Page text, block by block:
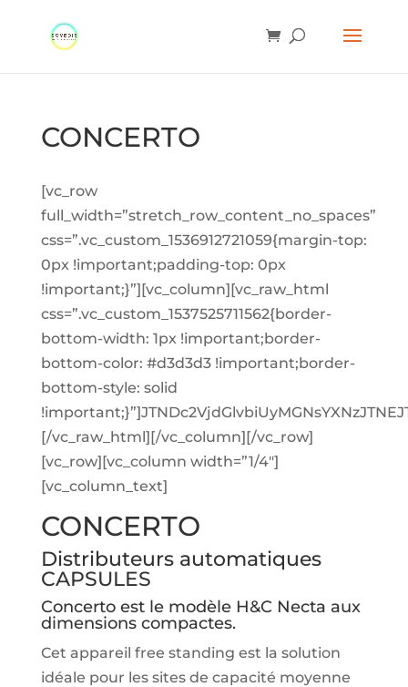
CONCERTO
[vc_row
full_width=”stretch_row_content_no_spaces”
css=”.vc_custom_1536912721059{margin-top:
0px !important;padding-top: 0px
!important;}”][vc_column][vc_raw_html
css=”.vc_custom_1537525711562{border-
bottom-width: 1px !important;border-
bottom-color: #d3d3d3 !important;border-
bottom-style: solid
[/vc_raw_html][/vc_column][/vc_row]
[vc_row][vc_column width=”1/4″]
[vc_column_text]
CONCERTO
Distributeurs automatiques
CAPSULES
Concerto est le modèle H&C Necta aux
dimensions compactes.
Cet appareil free standing est la solution
idéale pour les sites de capacité moyenne